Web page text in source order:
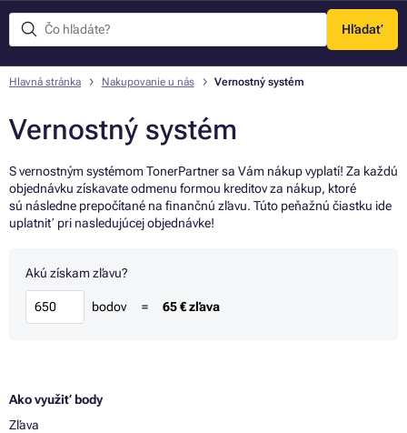
Hľadať
Menu
Hlavná stránka Nakupovanie u nás Vernostný systém
Vernostný systém
S vernostným systémom TonerPartner sa Vám nákup vyplatí! Za každú
objednávku získavate odmenu formou kreditov za nákup, ktoré
sú následne prepočítané na finančnú zľavu. Túto peňažnú čiastku ide
uplatniť pri nasledujúcej objednávke!
Akú získam zľavu?
bodov = 65 € zľava
Ako využiť body
Zľava